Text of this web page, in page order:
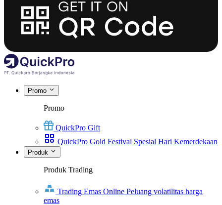
Promo
Promo
QuickPro Gift
QuickPro Gold Festival Spesial Hari Kemerdekaan
Produk
Produk Trading
Trading Emas Online Peluang volatilitas harga
emas